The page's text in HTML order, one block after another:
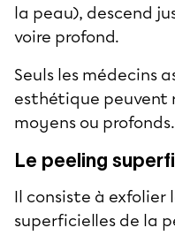
la peau), descend
voire profond.
Seuls les médecins
esthétique peuvent
moyens ou profonds.
Le peeling
Il consiste à exfolier
superficielles de la